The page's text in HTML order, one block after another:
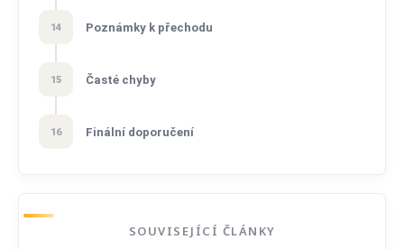
14 Poznámky k přechodu
15 Časté chyby
16 Finální doporučení
SOUVISEJÍCÍ ČLÁNKY